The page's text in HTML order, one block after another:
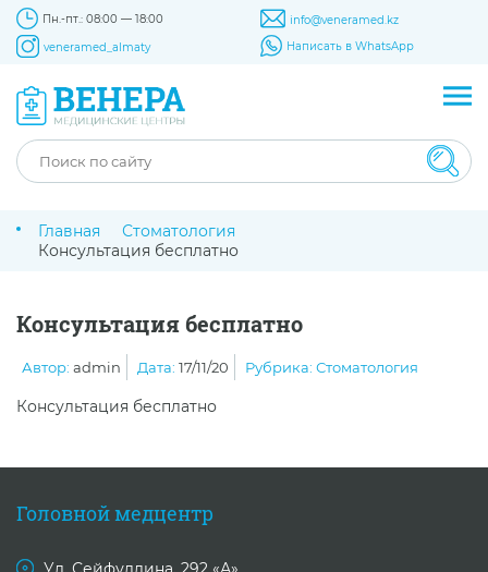
Пн.-пт.: 08:00 — 18:00
info@veneramed.kz
veneramed_almaty
Написать в WhatsApp
Главная
Стоматология
Консультация бесплатно
Консультация бесплатно
Автор: admin Дата: 17/11/20 Рубрика: Стоматология
Консультация бесплатно
Головной медцентр